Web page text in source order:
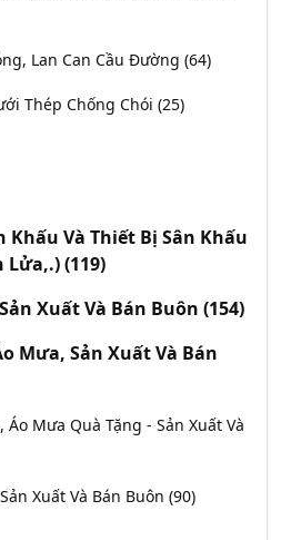
Lan Can Cầu Đường (64)
Thép Chống Chói (25)
Khấu Và Thiết Bị Sân Khấu
Lửa,.)(119)
Xuất Và Bán Buôn (154)
Mưa, Sản Xuất Và Bán
Áo Mưa Quà Tặng - Sản Xuất Và
Xuất Và Bán Buôn (90)